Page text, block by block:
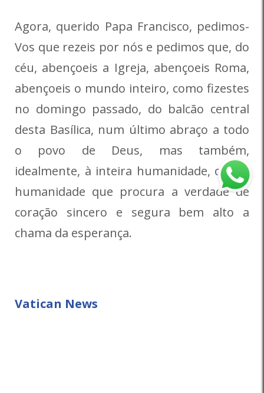
Agora, querido Papa Francisco, pedimos-
Vos que rezeis por nós e pedimos que, do
céu, abençoeis a Igreja, abençoeis Roma,
abençoeis o mundo inteiro, como fizestes
no domingo passado, do balcão central
desta Basílica, num último abraço a todo
o povo de Deus, mas também,
idealmente, à inteira humanidade, com a
humanidade que procura a verdade de
coração sincero e segura bem alto a
chama da esperança.
Vatican News